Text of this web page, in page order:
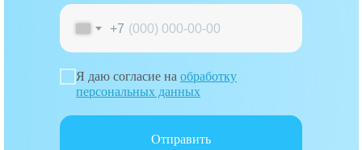
+7
Я даю согласие на обработку
персональных данных
Отправить